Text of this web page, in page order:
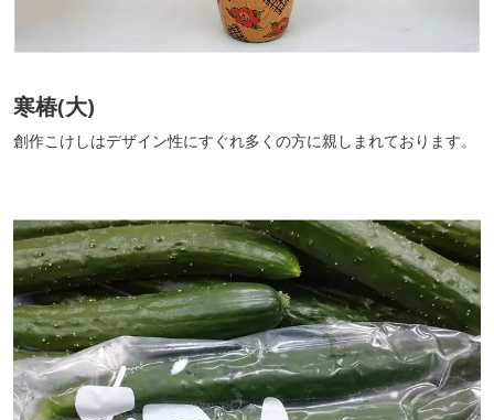
寒椿(大)
創作こけしはデザイン性にすぐれ多くの方に親しまれております。